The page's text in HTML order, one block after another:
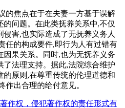
的焦点在于在夫妻一方基于误解
的问题。在此类抚养关系中,不仅
害,也实际造成了无抚养义务人
任的构成要件,即行为人有过错有
因果关系。同时,也为无抚养义务
了法理支持。据此,法院综合维护
的原则,在尊重传统的伦理道德和
作出合理的给付意见。
作权，侵犯著作权的责任形式有